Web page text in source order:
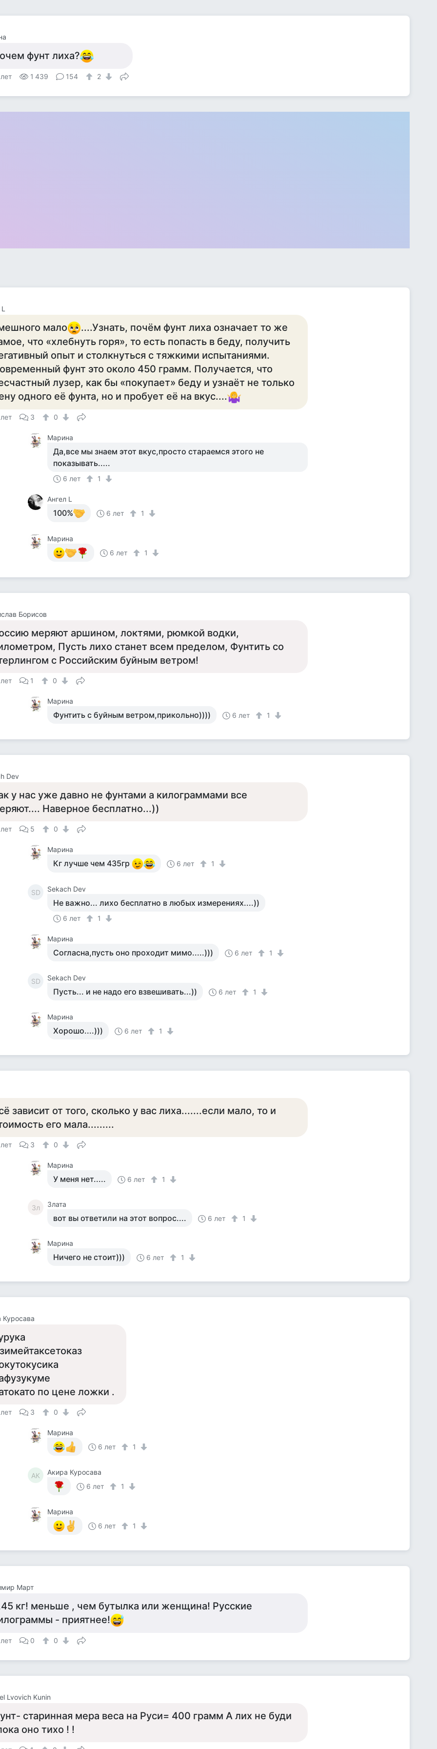
фунт лиха?
1 439 154 2
мало
....Узнать, почём фунт лиха означает то же
что «хлебнуть горя», то есть попасть в беду, получить
опыт и столкнуться с тяжкими испытаниями.
фунт это около 450 грамм. Получается, что
лузер, как бы «покупает» беду и узнаёт не только
одного её фунта, но и пробует её на вкус....
3 0
Марина
Да,все мы знаем этот вкус,просто стараемся этого не
показывать.....
6 лет 1
Ангел L
100% 6 лет 1
Марина
6 лет
1
Борисов
меряют аршином, локтями, рюмкой водки,
Пусть лихо станет всем пределом, Фунтить со
с Российским буйным ветром!
1 0
Марина
Фунтить с буйным ветром,прикольно)))) 6 лет 1
Dev
у нас уже давно не фунтами а килограммами все
Наверное бесплатно...))
5 0
Марина
Кг лучше чем 435гр 6 лет 1
SD Sekach Dev
Не важно... лихо бесплатно в любых измерениях....))
6 лет 1
Марина
Согласна,пусть оно проходит мимо.....))) 6 лет 1
SD Sekach Dev
Пусть... и не надо его взвешивать...)) 6 лет 1
Марина
Хорошо....))) 6 лет 1
зависит от того, сколько у вас лиха.......если мало, то и
его мала.........
3 0
Марина
У меня нет..... 6 лет 1
Зл Злата
вот вы ответили на этот вопрос.... 6 лет 1
Марина
Ничего не стоит))) 6 лет 1
Куросава
по цене ложки .
3 0
Марина
6 лет
1
АК
Акира Куросава
6 лет
1
Марина
6 лет
1
Март
кг! меньше , чем бутылка или женщина! Русские
- приятнее!
0 0
Lvovich Kunin
старинная мера веса на Руси= 400 грамм А лих не буди
оно тихо ! !